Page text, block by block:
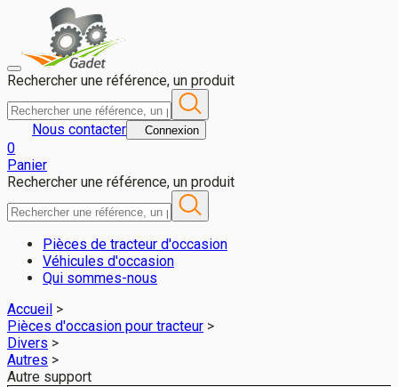
Autre support pour DEUTZ-FAHR AGROTRON 6165.4RCS -
Rechercher une référence, un produit
Nous contacter Connexion
0
Panier
Rechercher une référence, un produit
Pièces de tracteur d'occasion
Véhicules d'occasion
Qui sommes-nous
Accueil >
Pièces d'occasion pour tracteur >
Divers >
Autres >
Autre support